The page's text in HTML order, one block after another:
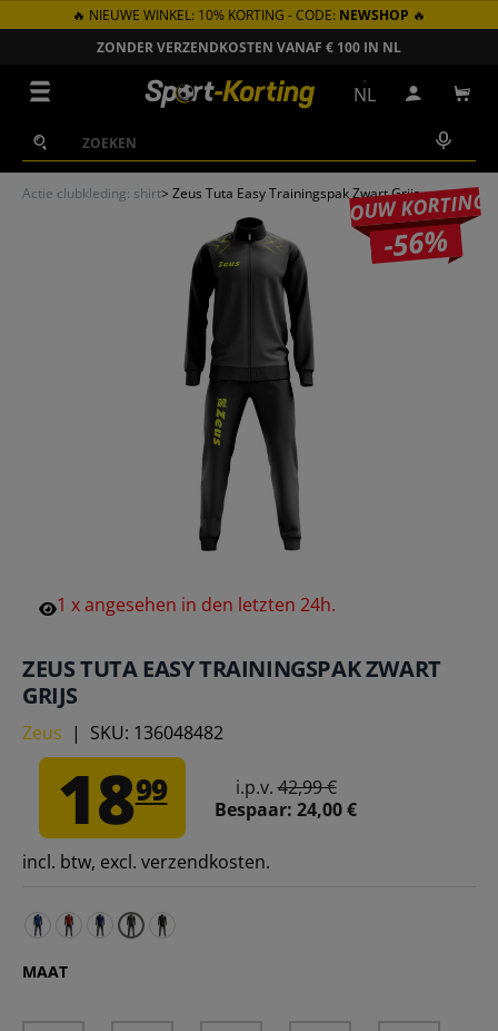
GA NAAR INHOUD
🔥 NIEUWE WINKEL: 10% KORTING - CODE: NEWSHOP 🔥
ZONDER VERZENDKOSTEN VANAF € 100 IN NL
Zoeken
Zoeken
NL Inloggen
Actie clubkleding: shirt> Zeus Tuta Easy Trainingspak Zwart Grijs
JOUW KORTING
-56%
1 xangesehen in den letzten 24h.
ZEUS TUTA EASY TRAININGSPAK ZWART
GRIJS
Zeus | SKU: 136048482
1899 i.p.v.42,99 €
Bespaar: 24,00 €
incl. btw, excl. verzendkosten.
MAAT